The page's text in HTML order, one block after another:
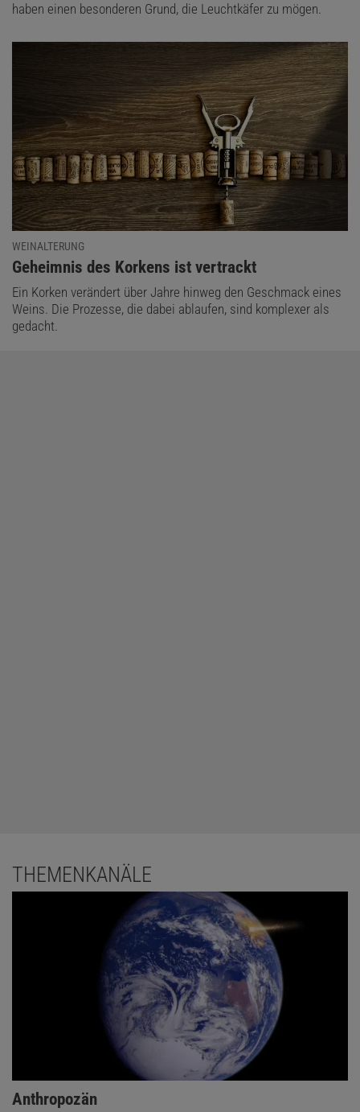
haben einen besonderen Grund, die Leuchtkäfer zu mögen.
WEINALTERUNG
:
Geheimnis des Korkens ist vertrackt
Ein Korken verändert über Jahre hinweg den Geschmack eines
Weins. Die Prozesse, die dabei ablaufen, sind komplexer als
gedacht.
THEMENKANÄLE
Anthropozän